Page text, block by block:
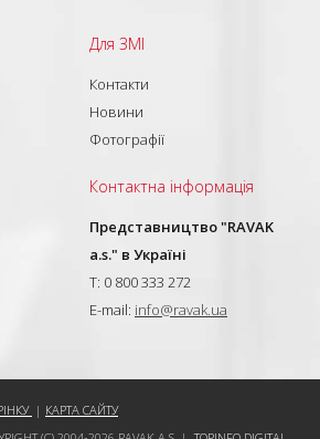
Для ЗМІ
Контакти
Новини
Фотографії
Контактна інформація
Представництво "RAVAK
a.s." в Україні
T: 0 800 333 272
E-mail: info@ravak.ua
| КАРТА САЙТУ